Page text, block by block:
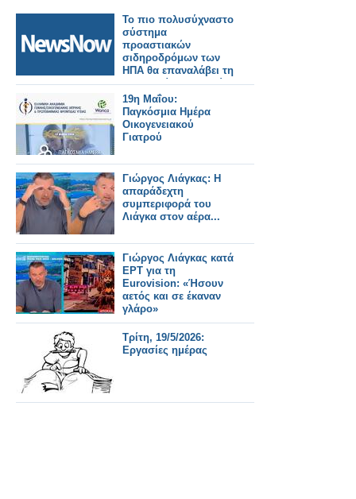
Το πιο πολυσύχναστο
σύστημα
προαστιακών
σιδηροδρόμων των
ΗΠΑ θα επαναλάβει τη
λειτουργία του καθώς
επιτεύχθηκε
συμφωνία για τον
τερματισμό της
απεργίας.
19η Μαΐου:
Παγκόσμια Ημέρα
Οικογενειακού
Γιατρού
Γιώργος Λιάγκας: Η
απαράδεχτη
συμπεριφορά του
Λιάγκα στον αέρα...
Γιώργος Λιάγκας κατά
ΕΡΤ για τη
Eurovision: «Ήσουν
αετός και σε έκαναν
γλάρο»
Τρίτη, 19/5/2026:
Εργασίες ημέρας